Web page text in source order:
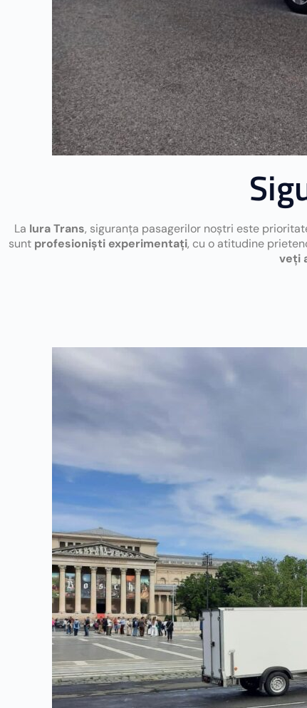
La Iura Trans, siguranța pasagerilor noștri este
sunt profesioniști experimentați, cu o atitudine
veți